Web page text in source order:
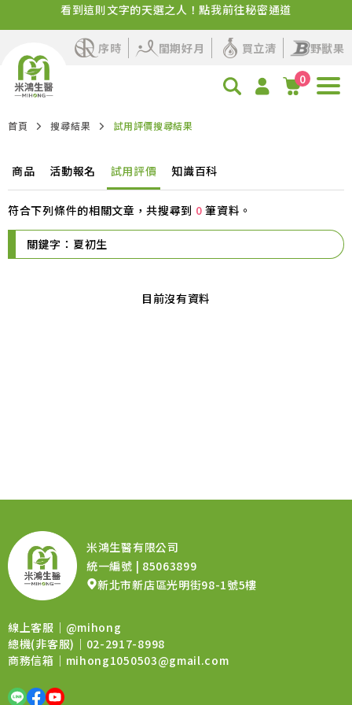
看到這則文字的天選之人！點我前往秘密通道
✨品牌感謝祭來了！百卡蛋白飲+人氣保健活動即將開始
序時 閨期好月 買立清
野獸果
0
首頁 搜尋結果 試用評價搜尋結果
商品 活動報名 試用評價 知識百科
符合下列條件的相關文章，共搜尋到 0 筆資料。
關鍵字：夏初生
目前沒有資料
線上客服｜ @mihong
總機(非客服)｜02-2917-8998
商務信箱｜ mihong1050503@gmail.com
米鴻生醫有限公司
統一編號 | 85063899
新北市新店區光明街98-1號5樓